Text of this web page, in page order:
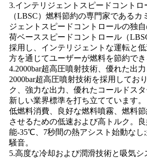
3.インテリジェントスピードコントロ
（LBSC）燃料節約の専門家であるカ
ジェントスピードコントロールの独
荷ベーススピードコントロール（
採用し、インテリジェントな運転と
方を通じてユーザーが燃料を節約でき
4.2000bar超高圧噴射技術、優れた出力
2000bar超高圧噴射技術を採用してお
ク、強力な出力、優れたコールドスタ
新しい業界標準を打ち立てています。
低燃料消費、良好な燃料噴霧、燃料
させるための低速および高トルク。
能-35℃、7秒間の熱アシスト始動なし
騒音。
5.高度な冷却および潤滑技術と吸気シ